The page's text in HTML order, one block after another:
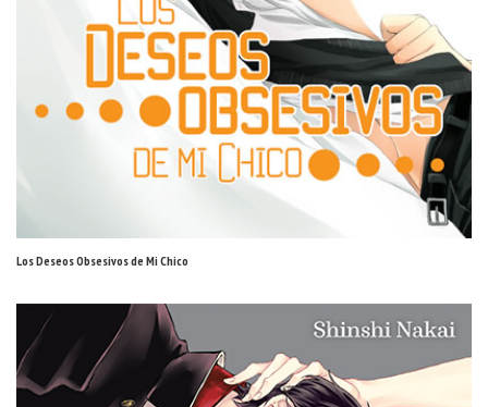
Los Deseos Obsesivos de Mi Chico